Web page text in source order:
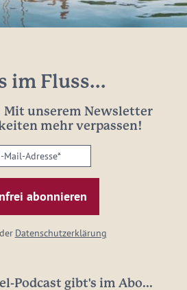
im Fluss...
Mit unserem Newsletter
mehr verpassen!
Datenschutzerklärung
Podcast gibt's im Abo...